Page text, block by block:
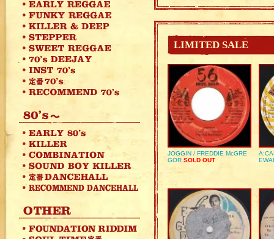
LIMITED SALE
JOGGIN / FREDDIE McGRE
GOR SOLD OUT